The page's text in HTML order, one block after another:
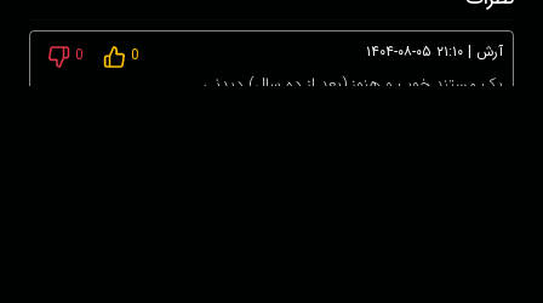
آرش | ۱۴۰۴-۰۸-۰۵ ۲۱:۱۰ 0
0
یک مستند خوب و هنوز (بعد از ده سال) دیدنی